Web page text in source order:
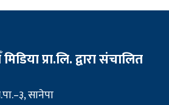
प्रा.लि. द्वारा संचालित
सानेपा